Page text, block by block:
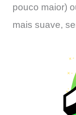
pouco maior)
mais suave,